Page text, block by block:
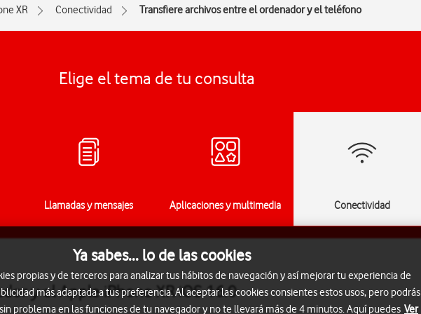
XR Conectividad Transfiere archivos entre el ordenador y el teléfono
Elige el tema de tu consulta
Llamadas y mensajes Aplicaciones y multimedia Conectividad
y el Apple iPhone XR iOS 16.0
Ya sabes... lo de las cookies
propias y de terceros para analizar tus hábitos de navegación y así mejorar tu experiencia de
más adaptada a tus preferencia. Al aceptar las cookies consientes estos usos, pero podrás
problema en las funciones de tu navegador y no te llevará más de 4 minutos. Aquí puedes Ver